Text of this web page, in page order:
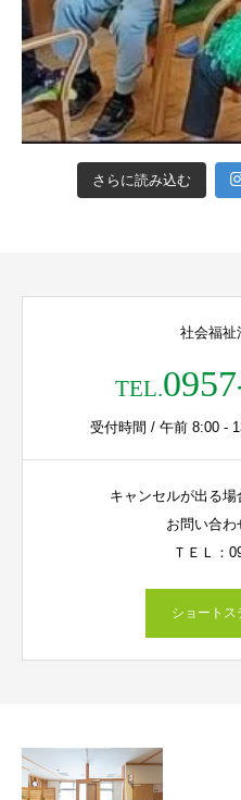
さらに読み込む
社会福祉
TEL.
受付時間 / 午前 8:00 -
キャンセルが出る場
お問い合わ
ＴＥＬ：
ショートス